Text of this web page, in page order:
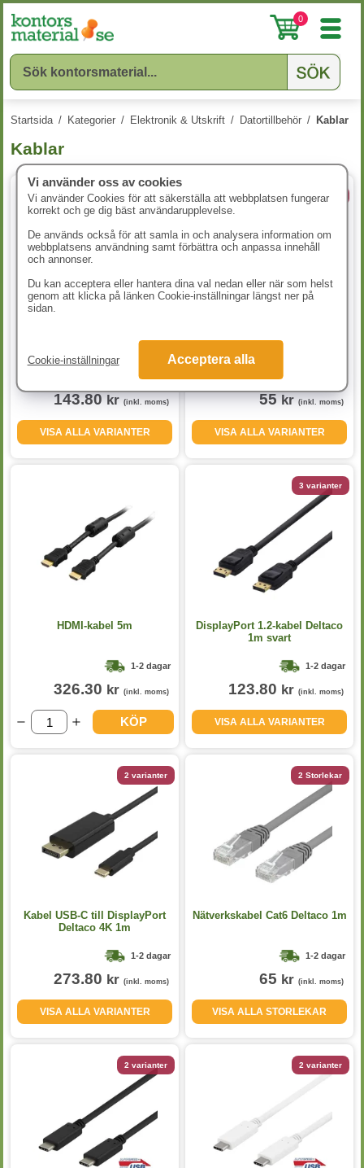
0
Startsida / Kategorier / Elektronik & Utskrift / Datortillbehör / Kablar
Kablar
8 varianter
1-2 dagar
143.80kr (inkl. moms)
VISA ALLA VARIANTER
5 varianter
55kr (inkl. moms)
VISA ALLA VARIANTER
HDMI-kabel 5m
1-2 dagar
326.30 kr (inkl. moms)
KÖP
3 varianter
DisplayPort 1.2-kabel Deltaco
1m svart
1-2 dagar
123.80 kr (inkl. moms)
VISA ALLA VARIANTER
2 varianter
Kabel USB-C till DisplayPort
Deltaco 4K 1m
1-2 dagar
273.80 kr (inkl. moms)
VISA ALLA VARIANTER
2 Storlekar
Nätverkskabel Cat6 Deltaco 1m
1-2 dagar
65 kr (inkl. moms)
VISA ALLA STORLEKAR
2 varianter 2 varianter
Vi använder oss av cookies
Vi använder Cookies för att säkerställa att webbplatsen fungerar
korrekt och ge dig bäst användarupplevelse.
De används också för att samla in och analysera information om
webbplatsens användning samt förbättra och anpassa innehåll
och annonser.
Du kan acceptera eller hantera dina val nedan eller när som helst
genom att klicka på länken Cookie-inställningar längst ner på
sidan.
Cookie-inställningar Acceptera alla